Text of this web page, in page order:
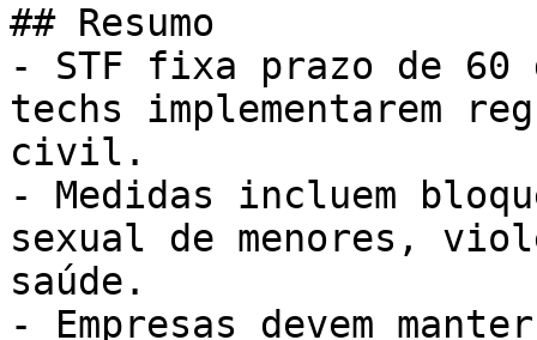
## Resumo
- STF fixa prazo de 60
techs implementarem
civil.
- Medidas incluem
sexual de menores,
saúde.
- Empresas devem